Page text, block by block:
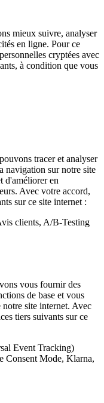
mieux suivre, analyser
en ligne. Pour ce
cryptées avec
à condition que vous
tracer et analyser
navigation sur notre site
d'améliorer en
Avec votre accord,
sur ce site internet :
clients, A/B-Testing
vous fournir des
de base et vous
site internet. Avec
tiers suivants sur ce
Event Tracking)
Consent Mode, Klarna,